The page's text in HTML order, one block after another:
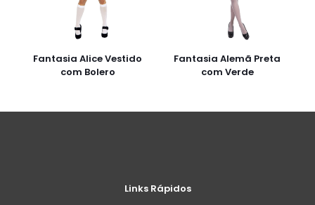
Fantasia Alice Vestido
com Bolero
Fantasia Alemã Preta
com Verde
Links Rápidos